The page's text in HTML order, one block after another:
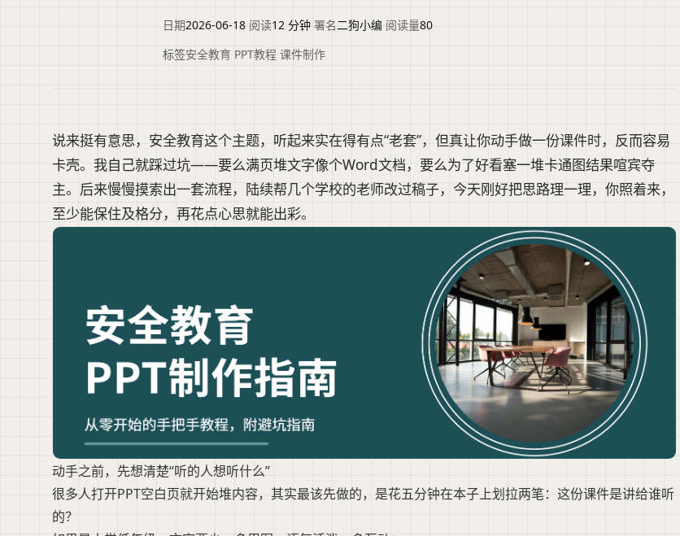
日期2026-06-18 阅读12 分钟 署名二狗小编 阅读量80
标签安全教育 PPT教程 课件制作
说来挺有意思，安全教育这个主题，听起来实在得有点“老套”，但真让你动手做一份课件时，反而容易
卡壳。我自己就踩过坑——要么满页堆文字像个Word文档，要么为了好看塞一堆卡通图结果喧宾夺
主。后来慢慢摸索出一套流程，陆续帮几个学校的老师改过稿子，今天刚好把思路理一理，你照着来，
至少能保住及格分，再花点心思就能出彩。
动手之前，先想清楚“听的人想听什么”
很多人打开PPT空白页就开始堆内容，其实最该先做的，是花五分钟在本子上划拉两笔：这份课件是讲给谁听
的？